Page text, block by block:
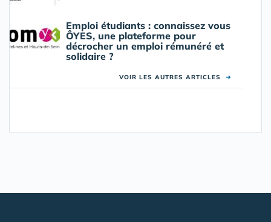
Emploi étudiants : connaissez vous
ÔYES, une plateforme pour
décrocher un emploi rémunéré et
solidaire ?
VOIR LES AUTRES ARTICLES ➜